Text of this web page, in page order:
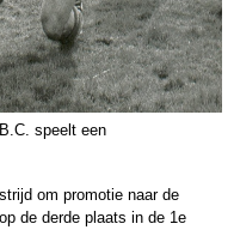
speelt een
om promotie naar de
de derde plaats in de 1e